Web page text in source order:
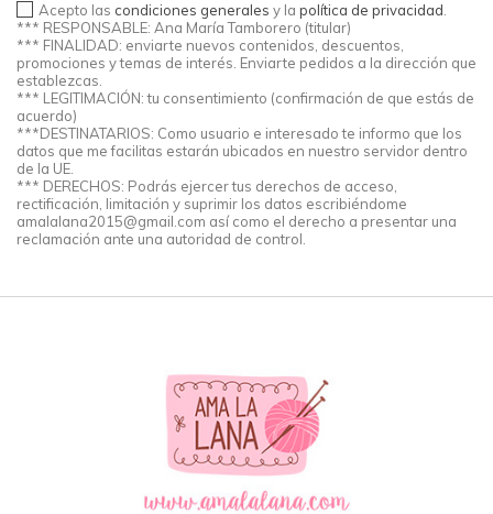
Acepto las condiciones generales y la política de privacidad
*** RESPONSABLE: Ana María Tamborero (titular)
*** FINALIDAD: enviarte nuevos contenidos, descuentos,
promociones y temas de interés. Enviarte pedidos a la dirección que
establezcas.
*** LEGITIMACIÓN: tu consentimiento (confirmación de que estás de
acuerdo)
***DESTINATARIOS: Como usuario e interesado te informo que los
datos que me facilitas estarán ubicados en nuestro servidor dentro
de la UE.
*** DERECHOS: Podrás ejercer tus derechos de acceso,
rectificación, limitación y suprimir los datos escribiéndome
amalalana2015@gmail.com así como el derecho a presentar una
reclamación ante una autoridad de control.